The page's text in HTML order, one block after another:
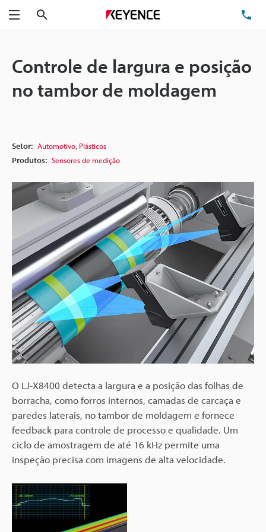
Menu
Controle de largura e posição
no tambor de moldagem
Setor: Automotivo, Plásticos
Produtos: Sensores de medição
O LJ-X8400 detecta a largura e a posição das folhas de
borracha, como forros internos, camadas de carcaça e
paredes laterais, no tambor de moldagem e fornece
feedback para controle de processo e qualidade. Um
ciclo de amostragem de até 16 kHz permite uma
inspeção precisa com imagens de alta velocidade.